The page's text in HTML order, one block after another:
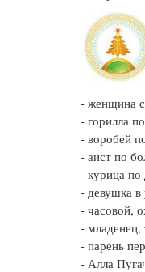
- женщина
- горилла
- воробей
- аист по
- курица по
- девушка в
- часовой,
- младенец,
- парень
- Алла